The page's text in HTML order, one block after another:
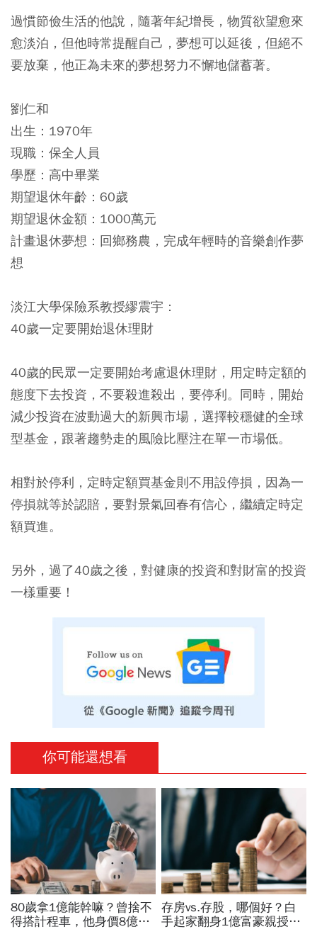
過慣節儉生活的他說，隨著年紀增長，物質欲望愈來
愈淡泊，但他時常提醒自己，夢想可以延後，但絕不
要放棄，他正為未來的夢想努力不懈地儲蓄著。
劉仁和
出生：1970年
現職：保全人員
學歷：高中畢業
期望退休年齡：60歲
期望退休金額：1000萬元
計畫退休夢想：回鄉務農，完成年輕時的音樂創作夢
想
淡江大學保險系教授繆震宇：
40歲一定要開始退休理財
40歲的民眾一定要開始考慮退休理財，用定時定額的
態度下去投資，不要殺進殺出，要停利。同時，開始
減少投資在波動過大的新興市場，選擇較穩健的全球
型基金，跟著趨勢走的風險比壓注在單一市場低。
相對於停利，定時定額買基金則不用設停損，因為一
停損就等於認賠，要對景氣回春有信心，繼續定時定
額買進。
另外，過了40歲之後，對健康的投資和對財富的投資
一樣重要！
你可能還想看
80歲拿1億能幹嘛？曾捨不
得搭計程車，他身價8億後
存房vs.存股，哪個好？白
手起家翻身1億富豪親授：